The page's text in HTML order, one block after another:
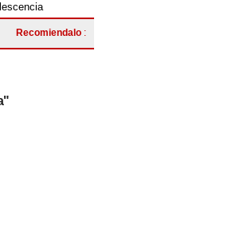
Recomiendalo :